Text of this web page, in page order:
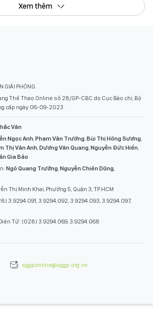
Xem thêm
GIẢI PHÓNG.
Thể Thao Online số 28/GP-CBC do Cục Báo chí, Bộ
cấp ngày 06-09-2023.
Văn
Ngọc Anh,Phạm Văn Trường,Bùi Thị Hồng Sương,
Thị Vân Anh,Dương Văn Quang,Nguyễn Đức Hiển,
Gia Bảo
Ngô Quang Trưởng,Nguyễn Chiến Dũng,
Thị Minh Khai, Phường 5, Quận 3, TP.HCM
3.9294.091, 3.9294.092, 3.9294.093, 3.9294.097,
Tử: (028) 3.9294.069, 3.9294.068
sggponline@sggp.org.vn